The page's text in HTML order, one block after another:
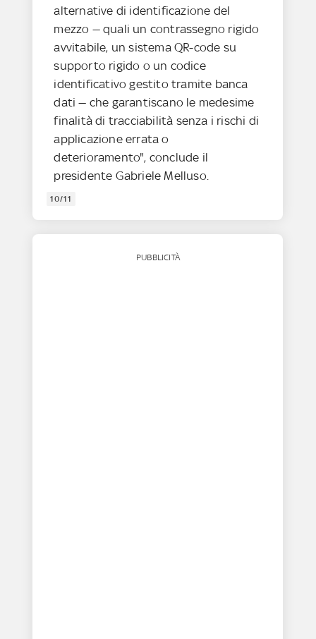
alternative di identificazione del
mezzo — quali un contrassegno rigido
avvitabile, un sistema QR-code su
supporto rigido o un codice
identificativo gestito tramite banca
dati — che garantiscano le medesime
finalità di tracciabilità senza i rischi di
applicazione errata o
deterioramento", conclude il
presidente Gabriele Melluso.
10/11
PUBBLICITÀ